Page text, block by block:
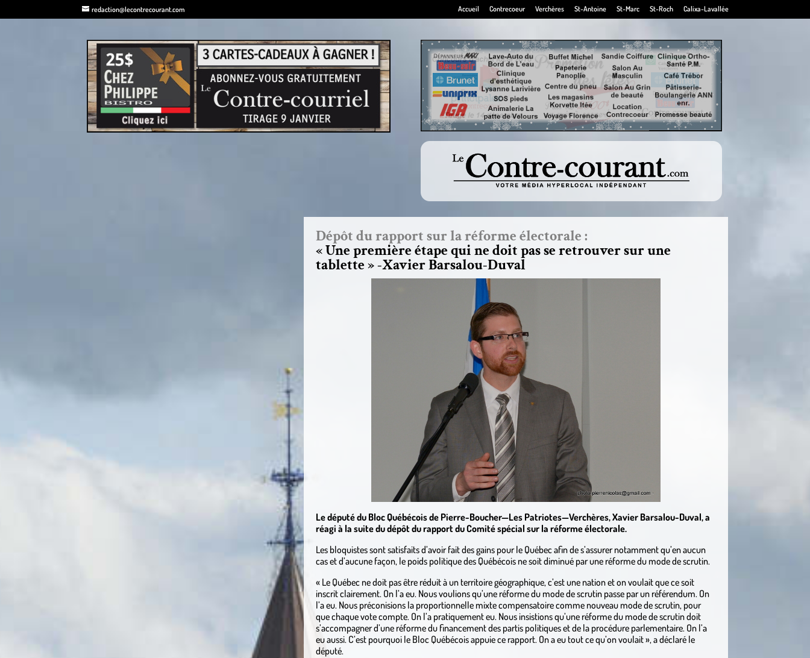
redaction@lecontrecourant.com Accueil Contrecoeur Verchères St-Antoine St-Marc St-Roch Calixa-Lavallée
Dépôt du rapport sur la réforme électorale :
« Une première étape qui ne doit pas se retrouver sur une
tablette » -Xavier Barsalou-Duval
Le député du Bloc Québécois de Pierre-Boucher—Les Patriotes—Verchères, Xavier Barsalou-Duval, a
réagi à la suite du dépôt du rapport du Comité spécial sur la réforme électorale.
Les bloquistes sont satisfaits d’avoir fait des gains pour le Québec afin de s’assurer notamment qu’en aucun
cas et d’aucune façon, le poids politique des Québécois ne soit diminué par une réforme du mode de scrutin.
« Le Québec ne doit pas être réduit à un territoire géographique, c’est une nation et on voulait que ce soit
inscrit clairement. On l’a eu. Nous voulions qu’une réforme du mode de scrutin passe par un référendum. On
l’a eu. Nous préconisions la proportionnelle mixte compensatoire comme nouveau mode de scrutin, pour
que chaque vote compte. On l’a pratiquement eu. Nous insistions qu’une réforme du mode de scrutin doit
s’accompagner d’une réforme du financement des partis politiques et de la procédure parlementaire. On l’a
eu aussi. C’est pourquoi le Bloc Québécois appuie ce rapport. On a eu tout ce qu’on voulait », a déclaré le
député.